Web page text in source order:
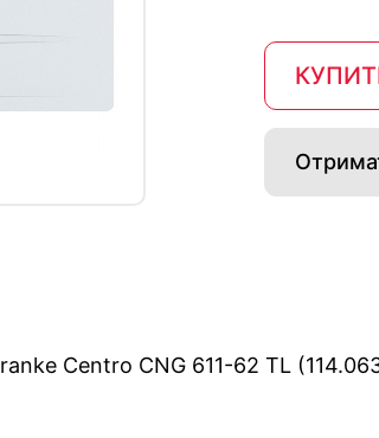
Centro CNG 611-62 TL